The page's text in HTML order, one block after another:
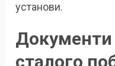
установи.
Документи
сталого